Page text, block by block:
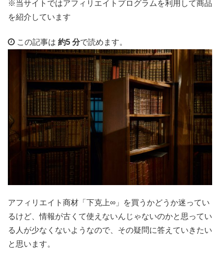
※当サイトではアフィリエイトプログラムを利用して商品
を紹介しています
この記事は 約5 分で読めます。
アフィリエイト商材「下克上∞」を買うかどうか迷ってい
るけど、情報が古くて使えないんじゃないのかと思ってい
る人が少なくないようなので、その疑問に答えていきたい
と思います。